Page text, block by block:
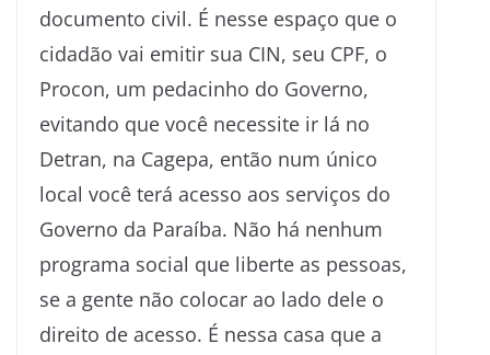
documento civil. É nesse espaço que o
cidadão vai emitir sua CIN, seu CPF, o
Procon, um pedacinho do Governo,
evitando que você necessite ir lá no
Detran, na Cagepa, então num único
local você terá acesso aos serviços do
Governo da Paraíba. Não há nenhum
programa social que liberte as pessoas,
se a gente não colocar ao lado dele o
direito de acesso. É nessa casa que a